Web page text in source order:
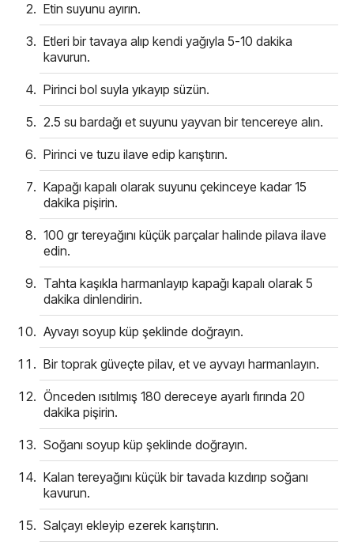
Etin suyunu ayırın.
Etleri bir tavaya alıp kendi yağıyla 5-10 dakika
kavurun.
Pirinci bol suyla yıkayıp süzün.
2.5 su bardağı et suyunu yayvan bir tencereye alın.
Pirinci ve tuzu ilave edip karıştırın.
Kapağı kapalı olarak suyunu çekinceye kadar 15
dakika pişirin.
100 gr tereyağını küçük parçalar halinde pilava ilave
edin.
Tahta kaşıkla harmanlayıp kapağı kapalı olarak 5
dakika dinlendirin.
Ayvayı soyup küp şeklinde doğrayın.
Bir toprak güveçte pilav, et ve ayvayı harmanlayın.
Önceden ısıtılmış 180 dereceye ayarlı fırında 20
dakika pişirin.
Soğanı soyup küp şeklinde doğrayın.
Kalan tereyağını küçük bir tavada kızdırıp soğanı
kavurun.
Salçayı ekleyip ezerek karıştırın.